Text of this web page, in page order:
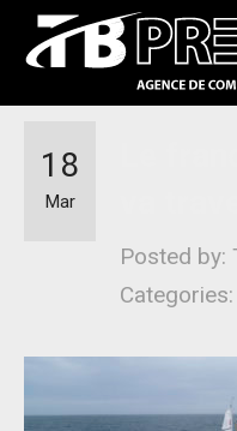
Posted by:
Categories:
18
Mar